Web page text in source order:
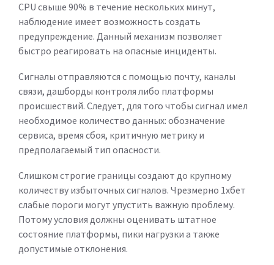
CPU свыше 90% в течение нескольких минут,
наблюдение имеет возможность создать
предупреждение. Данный механизм позволяет
быстро реагировать на опасные инциденты.
Сигналы отправляются с помощью почту, каналы
связи, дашборды контроля либо платформы
происшествий. Следует, для того чтобы сигнал имел
необходимое количество данных: обозначение
сервиса, время сбоя, критичную метрику и
предполагаемый тип опасности.
Слишком строгие границы создают до крупному
количеству избыточных сигналов. Чрезмерно 1хбет
слабые пороги могут упустить важную проблему.
Потому условия должны оценивать штатное
состояние платформы, пики нагрузки а также
допустимые отклонения.